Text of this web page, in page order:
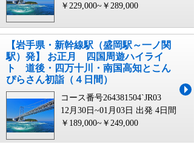
￥229,000~￥289,000
【岩手県・新幹線駅（盛岡駅～一ノ関
駅）発】 お正月 四国周遊ハイライ
ト 道後・四万十川・南国高知とこん
ぴらさん初詣（４日間）
コース番号264381504`JR03
12月30日~01月03日 出発 4日間
￥189,000~￥249,000